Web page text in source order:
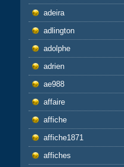
adeira
adlington
adolphe
adrien
ae988
affaire
affiche
affiche1871
affiches